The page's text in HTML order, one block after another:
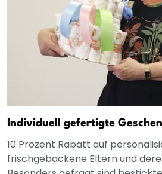
Individuell gefertigte
10 Prozent Rabatt auf
frischgebackene Eltern und